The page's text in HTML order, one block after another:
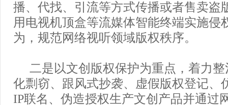
播、代找、引流等方式传播或者售卖盗
用电视机顶盒等流媒体智能终端实施侵
为，规范网络视听领域版权秩序。
二是以文创版权保护为重点，着力
化剽窃、跟风式抄袭、虚假版权登记、
IP联名、伪造授权生产文创产品并通过